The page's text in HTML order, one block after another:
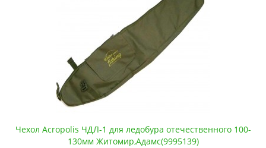
Чехол Acropolis ЧДЛ-1 для ледобура отечественного 100-
130мм Житомир,Адамс(9995139)